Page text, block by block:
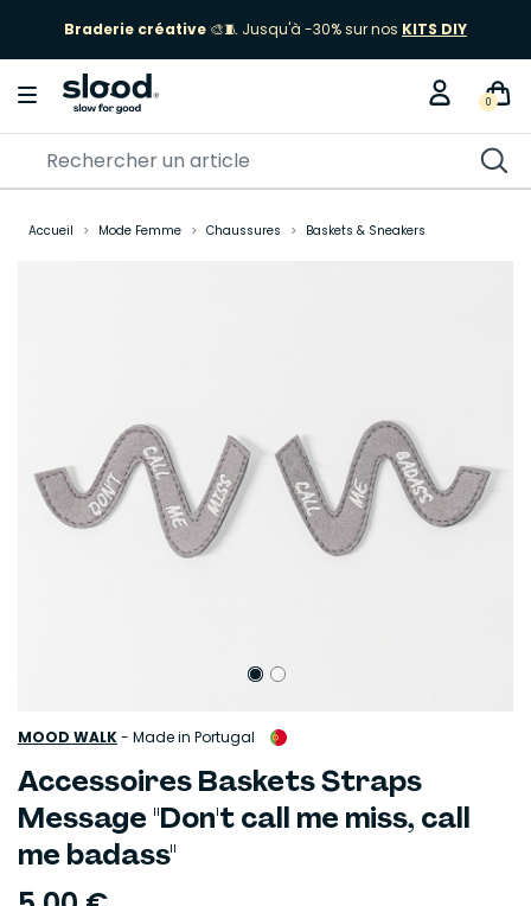
Braderie créative 🎨🧵 Jusqu'à -30% sur nos KITS DIY
0
Accueil Mode Femme Chaussures Baskets & Sneakers
MOOD WALK- Made in Portugal
Accessoires Baskets Straps
Message "Don't call me miss, call
me badass"